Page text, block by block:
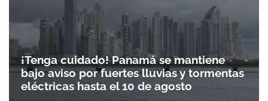
Gracias por suscribirte a nuestro boletín.
¡Tenga cuidado! Panamá se mantiene
bajo aviso por fuertes lluvias y tormentas
eléctricas hasta el 10 de agosto